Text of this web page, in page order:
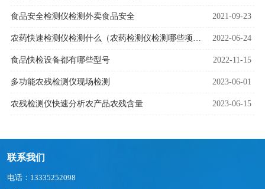
食品安全检测仪检测外卖食品安全 2021-09-23
农药快速检测仪检测什么（农药检测仪检测哪些项目） 2022-06-24
食品快检设备都有哪些型号 2022-11-15
多功能农残检测仪现场检测 2023-06-01
农残检测仪快速分析农产品农残含量 2023-06-15
联系我们
电话：13335252098